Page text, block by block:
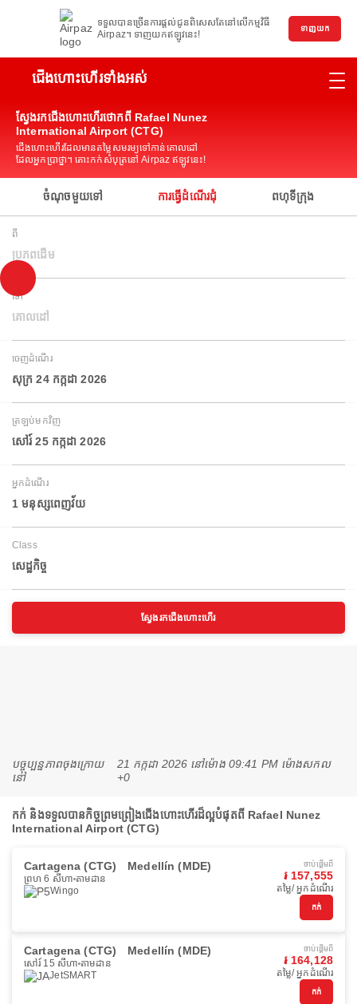
ទទួលបានច្រើនការផ្តល់ជូនពិសេសតែនៅលើកម្មវិធី
Airpaz។ ទាញយកឥឡូវនេះ!
ទាញយក
ជើងហោះហើរទាំងអស់
ស្វែងរកជើងហោះហើរថោកពី Rafael Nunez
International Airport (CTG)
ជើងហោះហើរដែលមានតម្លៃសមរម្យទៅកាន់គោលដៅ
ដែលអ្នកប្រាថ្នា។ តោះកក់សំបុត្រនៅ Airpaz ឥឡូវនេះ!
ចំណុចមួយទៅ ការធ្វើដំណើរជុំ ពហុទីក្រុង
ពី
ប្រភពដើម
ទៅ
គោលដៅ
ចេញដំណើរ
សុក្រ 24 កក្កដា 2026
ត្រឡប់មកវិញ
សៅរ៍ 25 កក្កដា 2026
អ្នកដំណើរ
1 មនុស្សពេញវ័យ
Class
សេដ្ឋកិច្ច
ស្វែងរកជើងហោះហើរ
បច្ចុប្បន្នភាពចុងក្រោយ
នៅ
21 កក្កដា 2026 នៅ​ម៉ោង 09:41 PM ម៉ោង​សកល
+0
កក់ និងទទួលបានកិច្ចព្រមព្រៀងជើងហោះហើរដ៏ល្អបំផុតពី Rafael Nunez
International Airport (CTG)
Cartagena (CTG) Medellín (MDE)
ព្រហ 6 សីហា តាមដាន
Wingo
ចាប់ផ្ដើមពី
៛ 157,555
តម្លៃ/ អ្នកដំណើរ
កក់
Cartagena (CTG) Medellín (MDE)
សៅរ៍ 15 សីហា តាមដាន
JetSMART
ចាប់ផ្ដើមពី
៛ 164,128
តម្លៃ/ អ្នកដំណើរ
កក់